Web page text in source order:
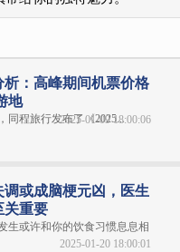
析：高峰期间机票价格
地
同程旅行发布了《2025...
2025-01-09 18:00:06
或成脑梗元凶，医生
关重要
生或许和你的饮食习惯息息相
2025-01-20 18:00:01